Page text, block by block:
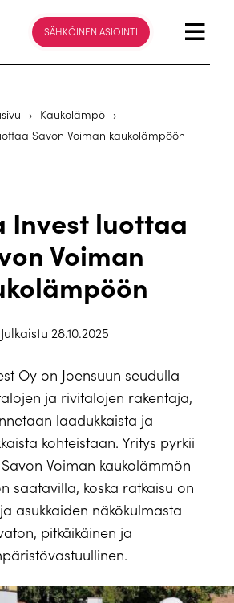
SÄHKÖINEN ASIOINTI
› Kaukolämpö
›
Savon Voiman kaukolämpöön
Invest luottaa
Voiman
Julkaistu 28.10.2025
Oy on Joensuun seudulla
ja rivitalojen rakentaja,
laadukkaista ja
kohteistaan. Yritys pyrkii
Voiman kaukolämmön
saatavilla, koska ratkaisu on
asukkaiden näkökulmasta
pitkäikäinen ja